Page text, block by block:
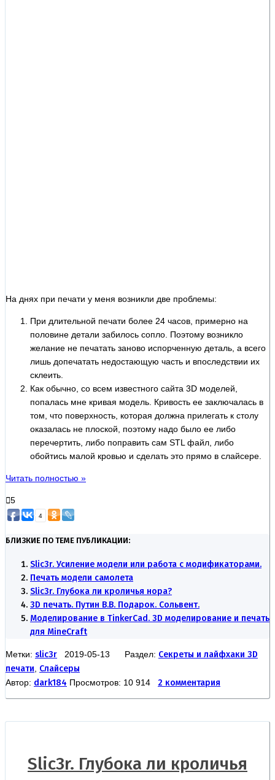
На днях при печати у меня возникли две проблемы:
При длительной печати более 24 часов, примерно на
половине детали забилось сопло. Поэтому возникло
желание не печатать заново испорченную деталь, а всего
лишь допечатать недостающую часть и впоследствии их
склеить.
Как обычно, со всем известного сайта 3D моделей,
попалась мне кривая модель. Кривость ее заключалась в
том, что поверхность, которая должна прилегать к столу
оказалась не плоской, поэтому надо было ее либо
перечертить, либо поправить сам STL файл, либо
обойтись малой кровью и сделать это прямо в слайсере.
Читать полностью »
5
4
БЛИЗКИЕ ПО ТЕМЕ ПУБЛИКАЦИИ:
Slic3r. Усиление модели или работа с модификаторами.
Печать модели самолета
Slic3r. Глубока ли кроличья нора?
3D печать. Путин В.В. Подарок. Сольвент.
Моделирование в TinkerCad. 3D моделирование и печать
для MineCraft
Метки: slic3r 2019-05-13 Раздел: Секреты и лайфхаки 3D
печати Слайсеры
Автор: dark184 Просмотров: 10 914 2 комментария
Slic3r. Глубока ли кроличья